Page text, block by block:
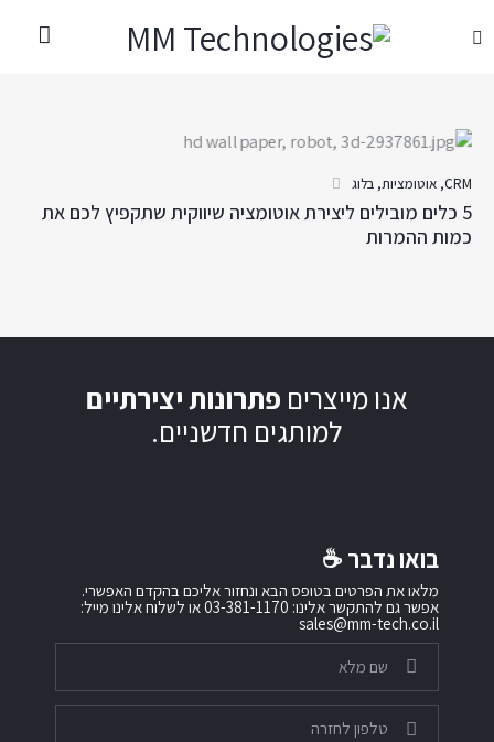
CRM
, אוטומציות, בלוג
5 כלים מובילים ליצירת אוטומציה שיווקית שתקפיץ לכם את
כמות ההמרות
אנו מייצרים פתרונות יצירתיים
למותגים חדשניים.
בואו נדבר ☕️
מלאו את הפרטים בטופס הבא ונחזור אליכם בהקדם האפשרי.
אפשר גם להתקשר אלינו: 03-381-1170 או לשלוח אלינו מייל:
sales@mm-tech.co.il